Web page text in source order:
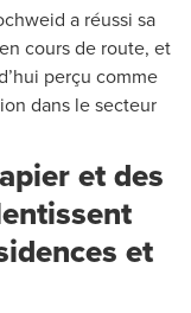
a réussi sa
cours de route, et
perçu comme
dans le secteur
et des
et